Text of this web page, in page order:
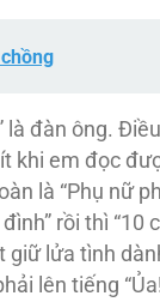
là đàn ông.
khi em đọc
là “Phụ nữ
rồi thì “10
giữ lửa tình
lên tiếng